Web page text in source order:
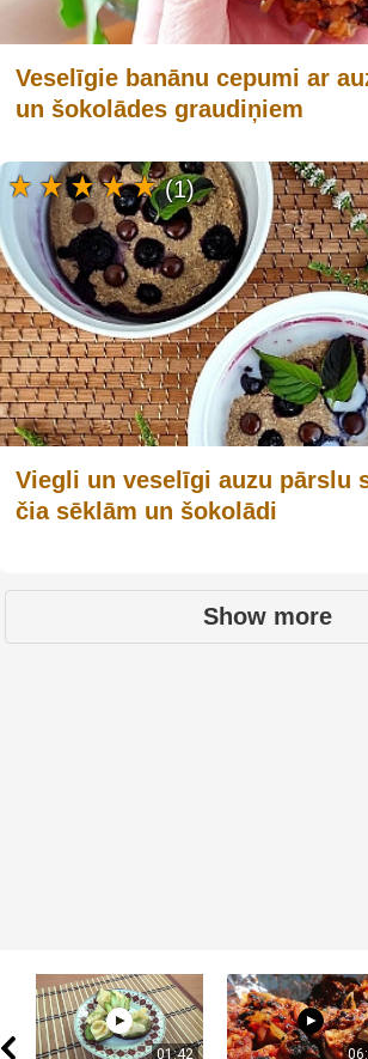
Veselīgie banānu cepumi ar
un šokolādes graudiņiem
Viegli un veselīgi auzu pārslu
čia sēklām un šokolādi
(1)
Show more
01:42